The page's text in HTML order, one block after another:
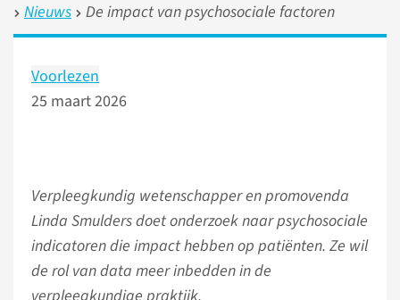
Nieuws De impact van psychosociale factoren
Voorlezen
25 maart 2026
Verpleegkundig wetenschapper en promovenda
Linda Smulders doet onderzoek naar psychosociale
indicatoren die impact hebben op patiënten. Ze wil
de rol van data meer inbedden in de